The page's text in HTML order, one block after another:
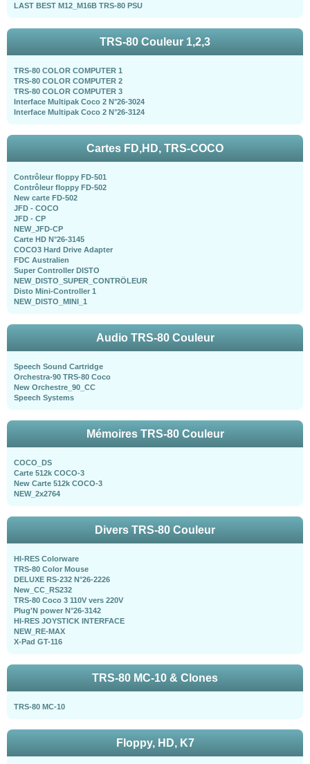
LAST BEST M12_M16B TRS-80 PSU
TRS-80 Couleur 1,2,3
TRS-80 COLOR COMPUTER 1
TRS-80 COLOR COMPUTER 2
TRS-80 COLOR COMPUTER 3
Interface Multipak Coco 2 N°26-3024
Interface Multipak Coco 2 N°26-3124
Cartes FD,HD, TRS-COCO
Contrôleur floppy FD-501
Contrôleur floppy FD-502
New carte FD-502
JFD - COCO
JFD - CP
NEW_JFD-CP
Carte HD N°26-3145
COCO3 Hard Drive Adapter
FDC Australien
Super Controller DISTO
NEW_DISTO_SUPER_CONTRÖLEUR
Disto Mini-Controller 1
NEW_DISTO_MINI_1
Audio TRS-80 Couleur
Speech Sound Cartridge
Orchestra-90 TRS-80 Coco
New Orchestre_90_CC
Speech Systems
Mémoires TRS-80 Couleur
COCO_DS
Carte 512k COCO-3
New Carte 512k COCO-3
NEW_2x2764
Divers TRS-80 Couleur
HI-RES Colorware
TRS-80 Color Mouse
DELUXE RS-232 N°26-2226
New_CC_RS232
TRS-80 Coco 3 110V vers 220V
Plug'N power N°26-3142
HI-RES JOYSTICK INTERFACE
NEW_RE-MAX
X-Pad GT-116
TRS-80 MC-10 & Clones
TRS-80 MC-10
Floppy, HD, K7